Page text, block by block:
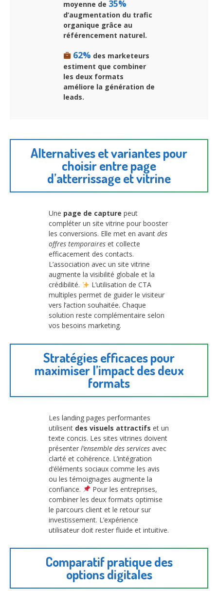
moyenne de 35%
d’augmentation du trafic
organique grâce au
référencement naturel.
62% des marketeurs
estiment que combiner
les deux formats
améliore la génération de
leads.
Alternatives et variantes pour
choisir entre page
d’atterrissage et vitrine
Une page de capture peut
compléter un site vitrine pour booster
les conversions. Elle met en avant des
offres temporaires et collecte
efficacement des contacts.
L’association avec un site vitrine
augmente la visibilité globale et la
crédibilité.
L’utilisation de CTA
multiples permet de guider le visiteur
vers l’action souhaitée. Chaque
solution reste complémentaire selon
vos besoins marketing.
Stratégies efficaces pour
maximiser l’impact des deux
formats
Les landing pages performantes
utilisent des visuels attractifs et un
texte concis. Les sites vitrines doivent
présenter l’ensemble des services avec
clarté et cohérence. L’intégration
d’éléments sociaux comme les avis
ou les témoignages augmente la
confiance.
Pour les entreprises,
combiner les deux formats optimise
le parcours client et le retour sur
investissement. L’expérience
utilisateur doit rester fluide et intuitive.
Comparatif pratique des
options digitales